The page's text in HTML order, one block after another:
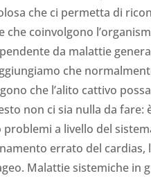
che ci permetta di
che coinvolgono
da malattie
che
che l’alito cattivo
non ci sia nulla da fare:
a livello del
errato del cardias,
Malattie sistemiche